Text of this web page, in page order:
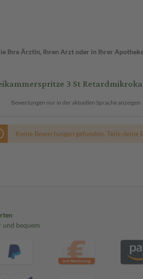
Ihre Ärztin, Ihren Arzt oder in Ihrer
3 St
Bewertungen nur in der aktuellen Sprache anzeigen.
Keine Bewertungen gefunden. Teile deine
und bequem